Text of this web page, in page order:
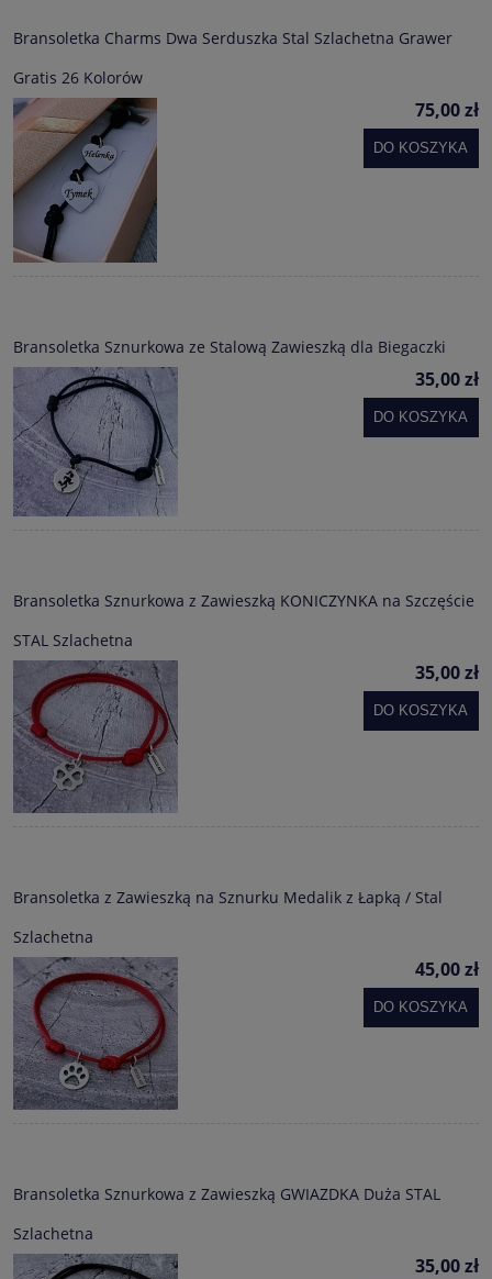
Bransoletka Charms Dwa Serduszka Stal Szlachetna Grawer
Gratis 26 Kolorów
75,00 zł
DO KOSZYKA
Bransoletka Sznurkowa ze Stalową Zawieszką dla Biegaczki
35,00 zł
DO KOSZYKA
Bransoletka Sznurkowa z Zawieszką KONICZYNKA na Szczęście
STAL Szlachetna
35,00 zł
DO KOSZYKA
Bransoletka z Zawieszką na Sznurku Medalik z Łapką / Stal
Szlachetna
45,00 zł
DO KOSZYKA
Bransoletka Sznurkowa z Zawieszką GWIAZDKA Duża STAL
Szlachetna
35,00 zł